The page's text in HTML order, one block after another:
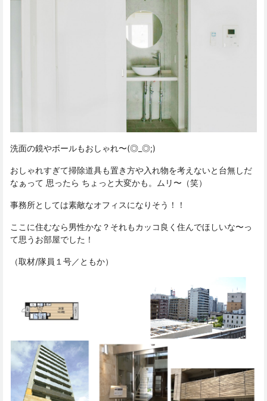
洗面の鏡やボールもおしゃれ〜(◎_◎;)
おしゃれすぎて掃除道具も置き方や入れ物を考えないと台無しだ
なぁって 思ったら ちょっと大変かも。ムリ〜（笑）
事務所としては素敵なオフィスになりそう！！
ここに住むなら男性かな？それもカッコ良く住んでほしいな〜っ
て思うお部屋でした！
（取材/隊員１号／ともか）